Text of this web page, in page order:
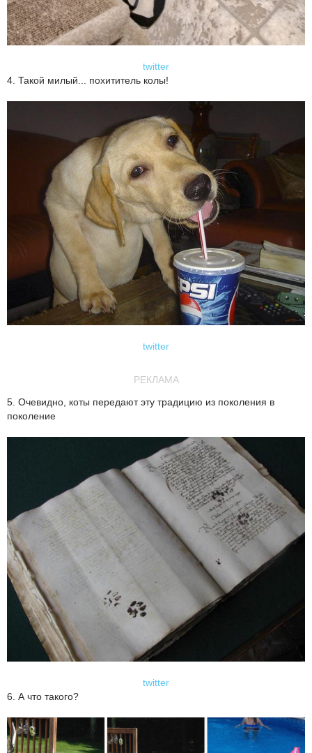
twitter
4. Такой милый... похититель колы!
twitter
РЕКЛАМА
5. Очевидно, коты передают эту традицию из поколения в
поколение
twitter
6. А что такого?